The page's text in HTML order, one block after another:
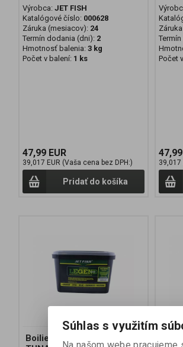
Výrobca: JET FISH
Katalógové číslo: 000628
Záruka (mesiacov): 24
Termín dodania (dni): 2
Hmotnosť balenia: 3 kg
Počet v balení: 1 ks
47,99 EUR
39,017 EUR (Vaša cena bez DPH:)
Pridať do košíka
Počet
39,017
Boilies LEGEND CHILLI
Súhlas s využitím